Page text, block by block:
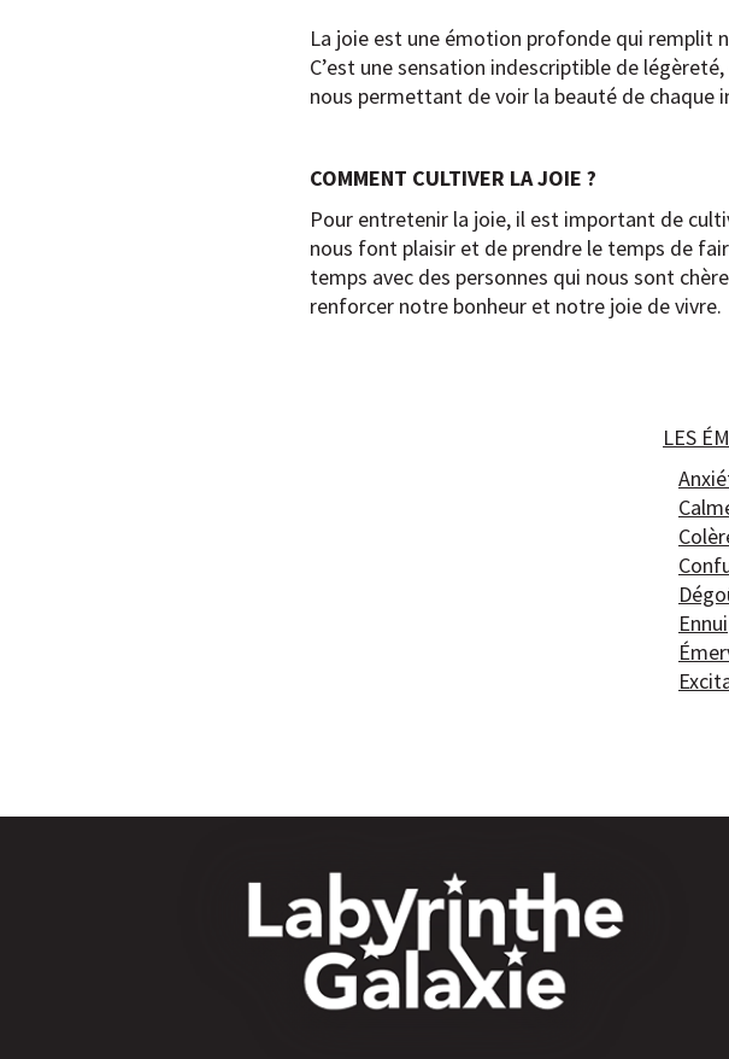
La joie est une émotion profonde qui remplit
C’est une sensation indescriptible de
nous permettant de voir la beauté de chaque
COMMENT CULTIVER LA JOIE ?
Pour entretenir la joie, il est important de
nous font plaisir et de prendre le temps de
temps avec des personnes qui nous sont
renforcer notre bonheur et notre joie de vivre.
LES
Ennui